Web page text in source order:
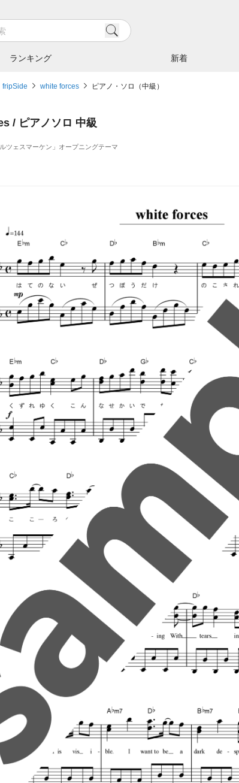
ランキング 新着
fripSide white forces ピアノ・ソロ（中級）
/ ピアノソロ 中級
ツェスマーケン」オープニングテーマ